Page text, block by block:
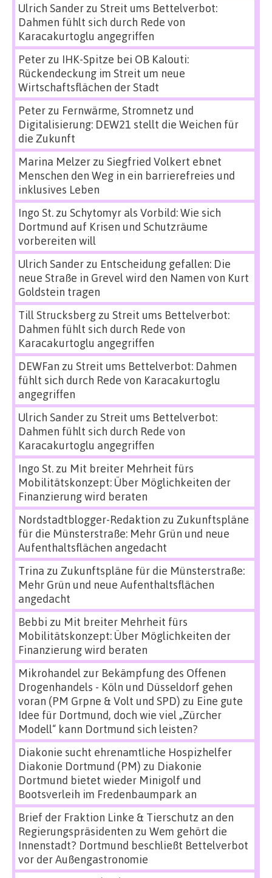
Ulrich Sanderzu Streit ums Bettelverbot:
Dahmen fühlt sich durch Rede von
Karacakurtoglu angegriffen
Peterzu IHK-Spitze bei OB Kalouti:
Rückendeckung im Streit um neue
Wirtschaftsflächen der Stadt
Peterzu Fernwärme, Stromnetz und
Digitalisierung: DEW21 stellt die Weichen für
die Zukunft
Marina Melzerzu Siegfried Volkert ebnet
Menschen den Weg in ein barrierefreies und
inklusives Leben
Ingo St.zu Schytomyr als Vorbild: Wie sich
Dortmund auf Krisen und Schutzräume
vorbereiten will
Ulrich Sanderzu Entscheidung gefallen: Die
neue Straße in Grevel wird den Namen von Kurt
Goldstein tragen
Till Strucksbergzu Streit ums Bettelverbot:
Dahmen fühlt sich durch Rede von
Karacakurtoglu angegriffen
DEWFan zu Streit ums Bettelverbot: Dahmen
fühlt sich durch Rede von Karacakurtoglu
angegriffen
Ulrich Sanderzu Streit ums Bettelverbot:
Dahmen fühlt sich durch Rede von
Karacakurtoglu angegriffen
Ingo St.zu Mit breiter Mehrheit fürs
Mobilitätskonzept: Über Möglichkeiten der
Finanzierung wird beraten
Nordstadtblogger-Redaktion zu Zukunftspläne
für die Münsterstraße: Mehr Grün und neue
Aufenthaltsflächen angedacht
Trina zu Zukunftspläne für die Münsterstraße:
Mehr Grün und neue Aufenthaltsflächen
angedacht
Bebbi zu Mit breiter Mehrheit fürs
Mobilitätskonzept: Über Möglichkeiten der
Finanzierung wird beraten
Mikrohandel zur Bekämpfung des Offenen
Drogenhandels - Köln und Düsseldorf gehen
voran (PM Grpne & Volt und SPD) zu Eine gute
Idee für Dortmund, doch wie viel „Zürcher
Modell“ kann Dortmund sich leisten?
Diakonie sucht ehrenamtliche Hospizhelfer
Diakonie Dortmund (PM) zu Diakonie
Dortmund bietet wieder Minigolf und
Bootsverleih im Fredenbaumpark an
Brief der Fraktion Linke & Tierschutz an den
Regierungspräsidenten zu Wem gehört die
Innenstadt? Dortmund beschließt Bettelverbot
vor der Außengastronomie